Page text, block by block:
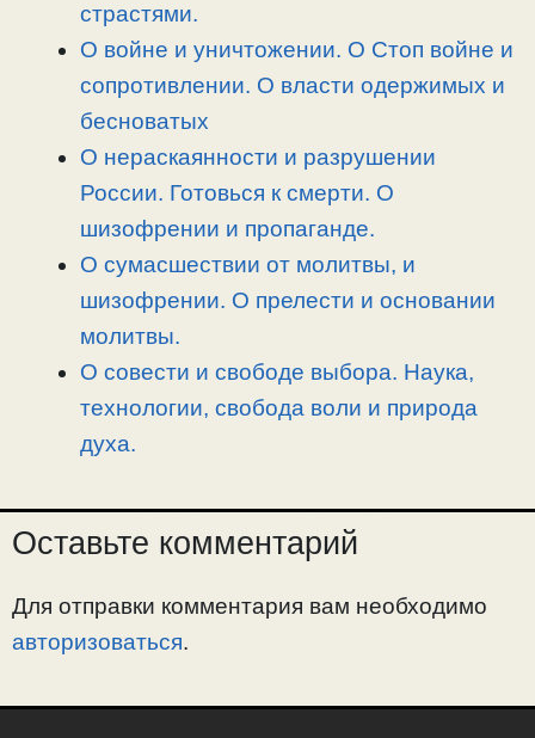
страстями.
О войне и уничтожении. О Стоп войне и
сопротивлении. О власти одержимых и
бесноватых
О нераскаянности и разрушении
России. Готовься к смерти. О
шизофрении и пропаганде.
О сумасшествии от молитвы, и
шизофрении. О прелести и основании
молитвы.
О совести и свободе выбора. Наука,
технологии, свобода воли и природа
духа.
Оставьте комментарий
Для отправки комментария вам необходимо
авторизоваться.